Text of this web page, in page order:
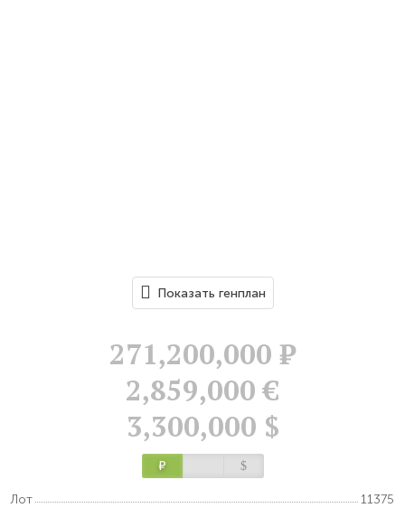
Показать генплан
271,200,000 Р
2,859,000 €
3,300,000 $
Р $
Лот
11375